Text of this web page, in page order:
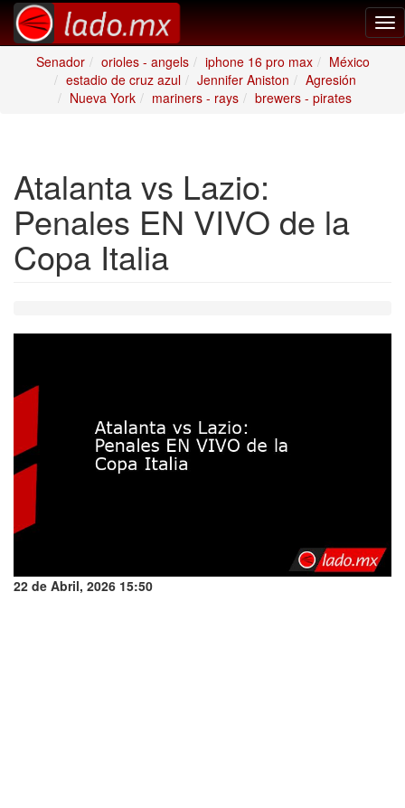
Senador
orioles - angels iphone 16 pro max
México
estadio de cruz azul
Jennifer Aniston
Agresión
Nueva York
mariners - rays brewers - pirates
Atalanta vs Lazio:
Penales EN VIVO de la
Copa Italia
22 de Abril, 2026 15:50